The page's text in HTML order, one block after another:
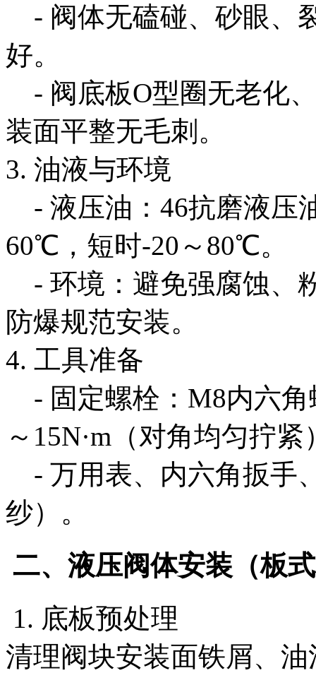
- 阀体无磕碰、砂眼、
好。
- 阀底板O型圈无老化
装面平整无毛刺。
3. 油液与环境
- 液压油：46抗磨液压
60℃，短时-20～80℃。
- 环境：避免强腐蚀、
防爆规范安装。
4. 工具准备
- 固定螺栓：M8内六角
～15N·m（对角均匀拧紧
- 万用表、内六角扳手
纱）。
二、液压阀体安装（板
1. 底板预处理
清理阀块安装面铁屑、